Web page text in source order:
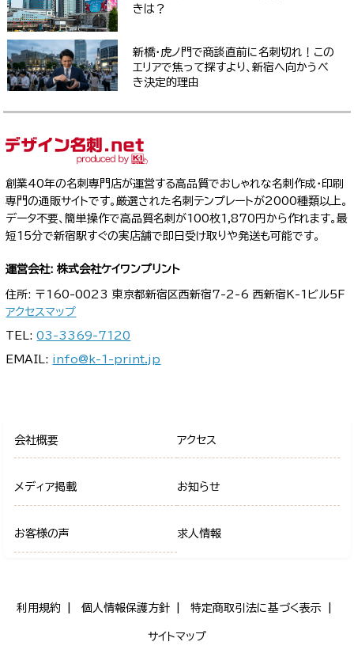
きは？
新橋・虎ノ門で商談直前に名刺切れ！この
エリアで焦って探すより、新宿へ向かうべ
き決定的理由
創業40年の名刺専門店が運営する高品質でおしゃれな名刺作成・印刷
専門の通販サイトです。厳選された名刺テンプレートが2000種類以上。
データ不要、簡単操作で高品質名刺が100枚1,870円から作れます。最
短15分で新宿駅すぐの実店舗で即日受け取りや発送も可能です。
運営会社: 株式会社ケイワンプリント
住所: 〒160-0023 東京都新宿区西新宿7-2-6 西新宿K-1ビル5F
アクセスマップ
TEL:03-3369-7120
EMAIL: info@k-1-print.jp
会社概要 アクセス
メディア掲載 お知らせ
お客様の声 求人情報
利用規約 個人情報保護方針 特定商取引法に基づく表示
サイトマップ